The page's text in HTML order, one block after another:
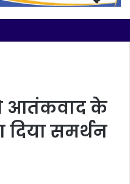
आतंकवाद के
समर्थन